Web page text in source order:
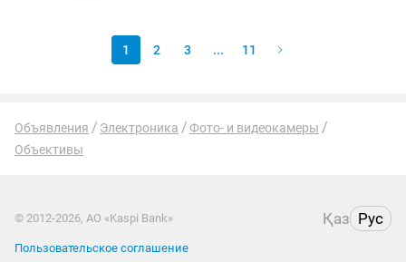
1 2 3 ... 11
Объявления Электроника
Фото- и видеокамеры
Объективы
© 2012-2026, АО «Kaspi Bank» Қаз Рус
Пользовательское соглашение